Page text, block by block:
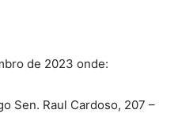
de 2023 onde:
Sen. Raul Cardoso, 207 –